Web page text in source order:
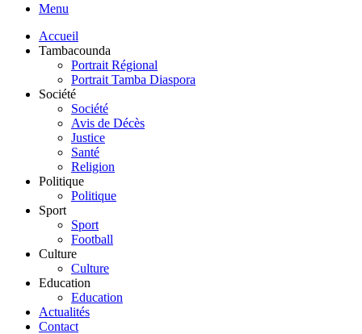
Menu
Accueil
Tambacounda
Portrait Régional
Portrait Tamba Diaspora
Société
Société
Avis de Décès
Justice
Santé
Religion
Politique
Politique
Sport
Sport
Football
Culture
Culture
Education
Education
Actualités
Contact